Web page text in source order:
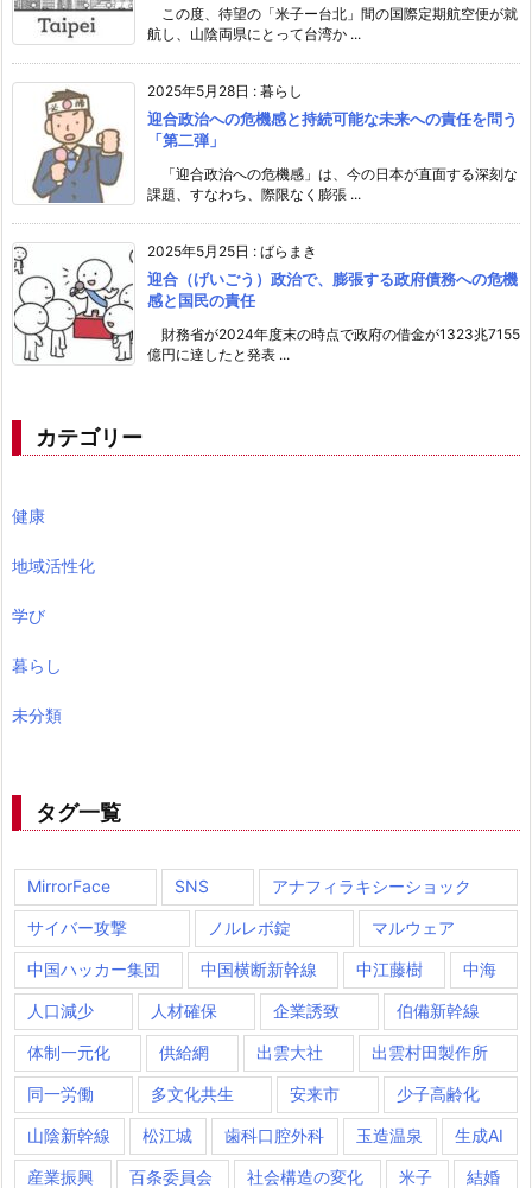
この度、待望の「米子ー台北」間の国際定期航空便が就
航し、山陰両県にとって台湾か ...
2025年5月28日 : 暮らし
迎合政治への危機感と持続可能な未来への責任を問う
「第二弾」
「迎合政治への危機感」は、今の日本が直面する深刻な
課題、すなわち、際限なく膨張 ...
2025年5月25日 : ばらまき
迎合（げいごう）政治で、膨張する政府債務への危機
感と国民の責任
財務省が2024年度末の時点で政府の借金が1323兆7155
億円に達したと発表 ...
カテゴリー
健康
地域活性化
学び
暮らし
未分類
タグ一覧
MirrorFace SNS アナフィラキシーショック
サイバー攻撃 ノルレボ錠 マルウェア
中国ハッカー集団 中国横断新幹線 中江藤樹 中海
人口減少 人材確保 企業誘致 伯備新幹線
体制一元化 供給網 出雲大社 出雲村田製作所
同一労働 多文化共生 安来市 少子高齢化
山陰新幹線 松江城 歯科口腔外科 玉造温泉 生成AI
産業振興 百条委員会 社会構造の変化 米子 結婚